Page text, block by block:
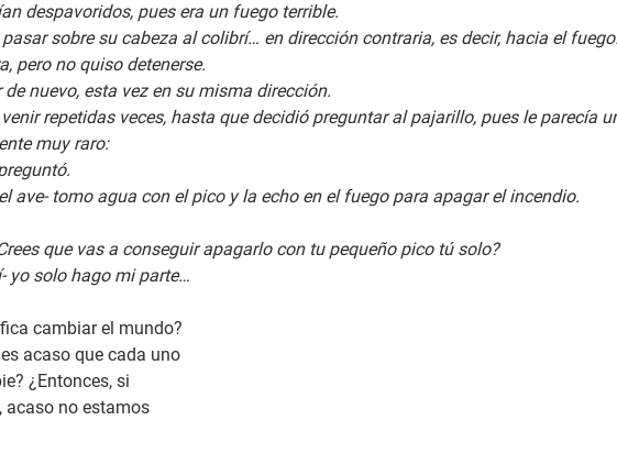
despavoridos, pues era un fuego terrible.
sobre su cabeza al colibrí… en dirección contraria, es decir, hacia el fuego.
pero no quiso detenerse.
nuevo, esta vez en su misma dirección.
repetidas veces, hasta que decidió preguntar al pajarillo, pues le parecía
muy raro:
ave- tomo agua con el pico y la echo en el fuego para apagar el incendio.
que vas a conseguir apagarlo con tu pequeño pico tú solo?
yo solo hago mi parte…
cambiar el mundo?
acaso que cada uno
¿Entonces, si
acaso no estamos